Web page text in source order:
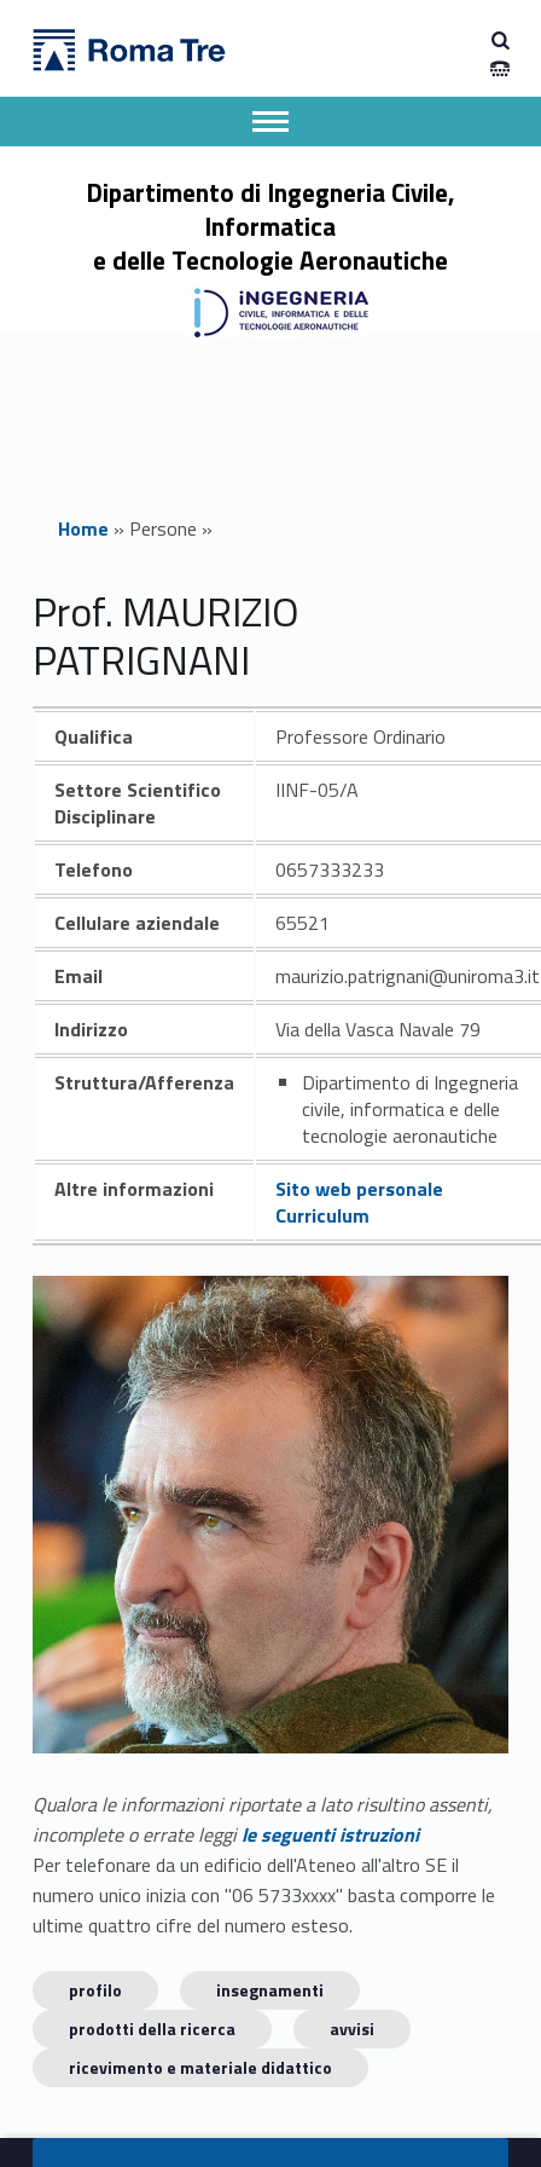
Prof. MAURIZIO PATRIGNANI - Dipartimento di Ingegneria Civile, Informatica e delle Tecnologie Aeronautiche
Dipartimento di Ingegneria Civile,
Informatica
e delle Tecnologie Aeronautiche
Apri il menu secondario
Header info sidebar
Home » Persone »
Prof. MAURIZIO
PATRIGNANI
Qualifica
Professore Ordinario
Settore Scientifico
Disciplinare
IINF-05/A
Telefono
0657333233
Cellulare aziendale
65521
Email
maurizio.patrignani@uniroma3.it
Indirizzo
Via della Vasca Navale 79
Struttura/Afferenza
Dipartimento di Ingegneria
civile, informatica e delle
tecnologie aeronautiche
Altre informazioni
Sito web personale
Curriculum
Qualora le informazioni riportate a lato risultino assenti,
incomplete o errate leggile seguenti istruzioni
Per telefonare da un edificio dell'Ateneo all'altro SE il
numero unico inizia con "06 5733xxxx" basta comporre le
ultime quattro cifre del numero esteso.
profilo
insegnamenti
prodotti della ricerca
avvisi
ricevimento e materiale didattico